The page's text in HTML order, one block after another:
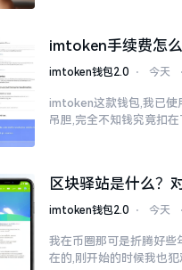
imtoken手续费怎
imtoken钱包2.0 ⋅ 今天 ⋅
imtoken这款钱包,我已使
吊胆,完全不知钱究竟扣
区块驿站是什么？
imtoken钱包2.0 ⋅ 今天 ⋅
我在币圈那可是折腾好些
在的,刚开始的时候我也